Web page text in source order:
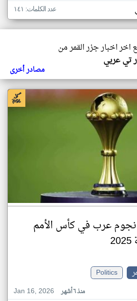
عدد الكلمات: ١٤١
اخر اخبار جزر القمر من
تي عربي
مصادر أخرى
أفضل 7 نجوم عرب في كأس الأمم
Politics
Jan 16, 2026
منذ ٦ أشهر